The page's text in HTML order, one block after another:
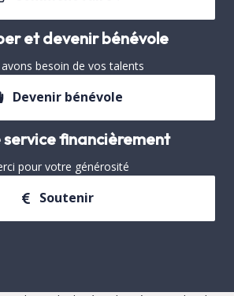
et devenir bénévole
besoin de vos talents
Devenir bénévole
service financièrement
pour votre générosité
Soutenir